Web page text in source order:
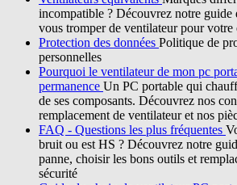
incompatible ? Découvrez notre guide
vous tromper de ventilateur pour
Protection des données Politique de
personnelles
Pourquoi le ventilateur de mon pc
permanence Un PC portable qui
de ses composants. Découvrez nos
remplacement de ventilateur et nos
FAQ - Questions les plus fréquentes
bruit ou est HS ? Découvrez notre
panne, choisir les bons outils et
sécurité